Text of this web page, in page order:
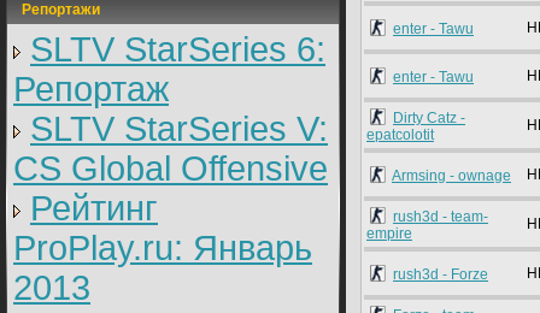
Репортажи
SLTV StarSeries 6:
Репортаж
SLTV StarSeries V:
CS Global Offensive
Рейтинг
ProPlay.ru: Январь
2013
enter - Tawu
enter - Tawu
Dirty Catz -
epatcolotit
Armsing - ownage
rush3d - team-
empire
rush3d - Forze